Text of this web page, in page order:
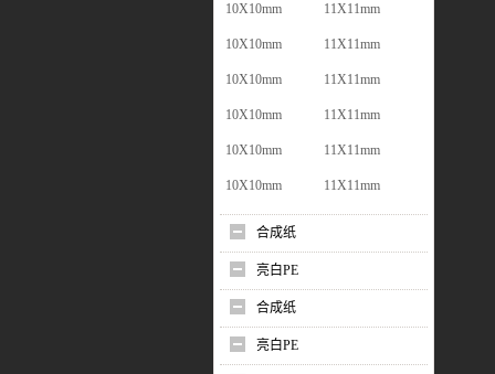
10X10mm 11X11mm
10X10mm 11X11mm
10X10mm 11X11mm
10X10mm 11X11mm
10X10mm 11X11mm
10X10mm 11X11mm
合成纸
亮白PE
合成纸
亮白PE